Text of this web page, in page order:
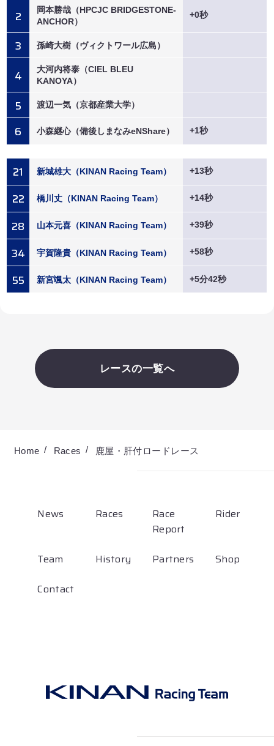
2
岡本勝哉（HPCJC BRIDGESTONE-
ANCHOR）
+0秒
3 孫崎大樹（ヴィクトワール広島）
4
大河内将泰（CIEL BLEU
KANOYA）
5 渡辺一気（京都産業大学）
6 小森継心（備後しまなみeNShare） +1秒
21 新城雄大（KINAN Racing Team） +13秒
22 橋川丈（KINAN Racing Team） +14秒
28 山本元喜（KINAN Racing Team） +39秒
34 宇賀隆貴（KINAN Racing Team） +58秒
55 新宮颯太（KINAN Racing Team） +5分42秒
レースの一覧へ
Home Races 鹿屋・肝付ロードレース
News Races
Race
Report
Rider
Team History Partners
Shop
Contact